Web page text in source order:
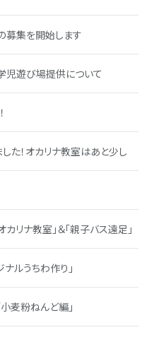
募集を開始します
児遊び場提供について
た！オカリナ教室はあと少し
リナ教室」＆「親子バス遠足」
ルうちわ作り」
麦粉ねんど編」